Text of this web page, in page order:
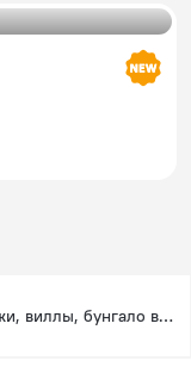
Коттеджи, виллы, бунгало в Туле